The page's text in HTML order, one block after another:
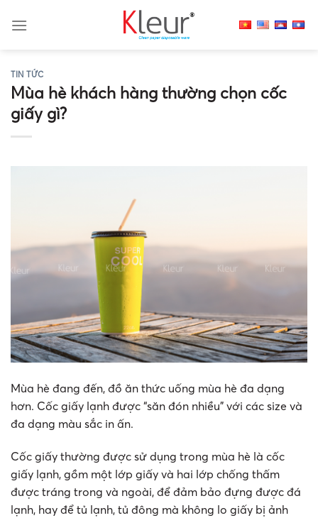
TIN TỨC
Mùa hè khách hàng thường chọn cốc
giấy gì?
Mùa hè đang đến, đồ ăn thức uống mùa hè đa dạng
hơn. Cốc giấy lạnh được “săn đón nhiều” với các size và
đa dạng màu sắc in ấn.
Cốc giấy thường được sử dụng trong mùa hè là cốc
giấy lạnh, gồm một lớp giấy và hai lớp chống thấm
được tráng trong và ngoài, để đảm bảo đựng được đá
lạnh, hay để tủ lạnh, tủ đông mà không lo giấy bị ảnh